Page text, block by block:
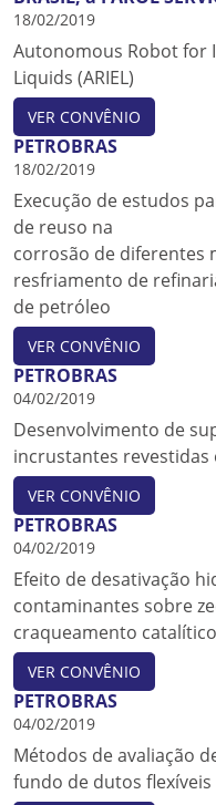
18/02/2019
Autonomous Robot for
Liquids (ARIEL)
VER CONVÊNIO
PETROBRAS
18/02/2019
Execução de estudos
de reuso na
corrosão de diferentes
resfriamento de
de petróleo
VER CONVÊNIO
PETROBRAS
04/02/2019
Desenvolvimento de
incrustantes revestidas
VER CONVÊNIO
PETROBRAS
04/02/2019
Efeito de desativação
contaminantes sobre
craqueamento
VER CONVÊNIO
PETROBRAS
04/02/2019
Métodos de avaliação
fundo de dutos